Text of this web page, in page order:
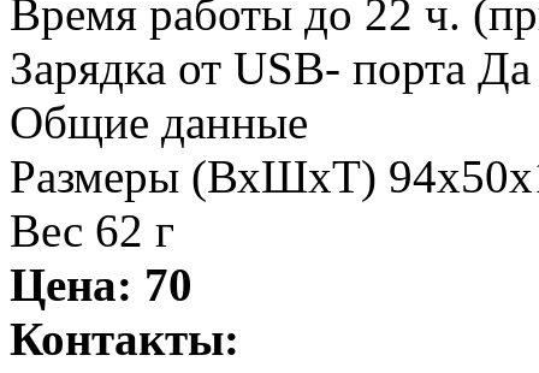
Время работы до 22 ч.
Зарядка от USB- порта Да
Общие данные
Размеры (ВхШхТ)
Вес 62 г
Цена: 70
Контакты: